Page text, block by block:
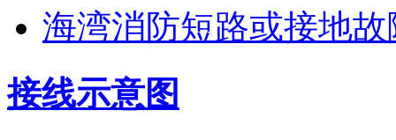
海湾消防短路或接地
接线示意图